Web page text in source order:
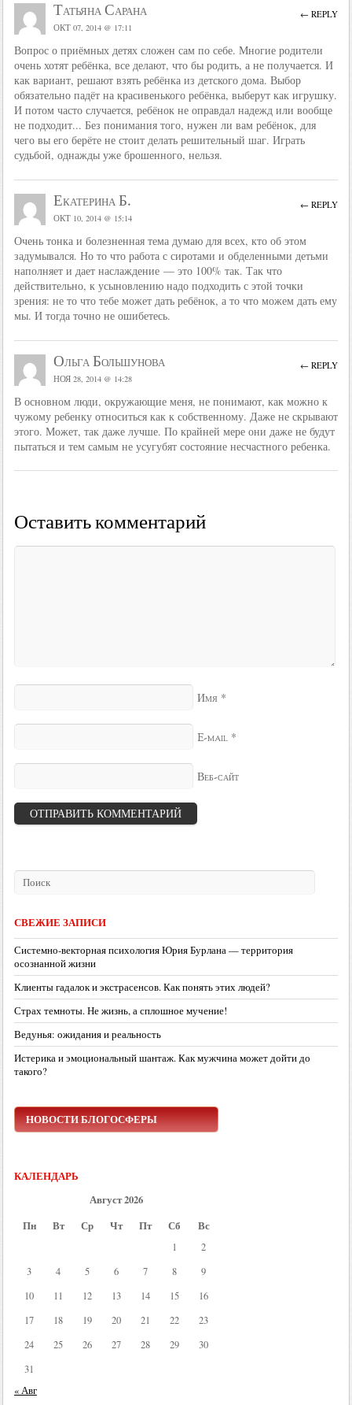
Татьяна Сарана
ОКТ 07, 2014 @ 17:11
Вопрос о приёмных детях сложен сам по себе. Многие родители
очень хотят ребёнка, все делают, что бы родить, а не получается. И
как вариант, решают взять ребёнка из детского дома. Выбор
обязательно падёт на красивенького ребёнка, выберут как игрушку.
И потом часто случается, ребёнок не оправдал надежд или вообще
не подходит... Без понимания того, нужен ли вам ребёнок, для
чего вы его берёте не стоит делать решительный шаг. Играть
судьбой, однажды уже брошенного, нельзя.
← REPLY
Екатерина Б.
ОКТ 10, 2014 @ 15:14
Очень тонка и болезненная тема думаю для всех, кто об этом
задумывался. Но то что работа с сиротами и обделенными детьми
наполняет и дает наслаждение — это 100% так. Так что
действительно, к усыновлению надо подходить с этой точки
зрения: не то что тебе может дать ребёнок, а то что можем дать ему
мы. И тогда точно не ошибетесь.
← REPLY
Ольга Большунова
НОЯ 28, 2014 @ 14:28
В основном люди, окружающие меня, не понимают, как можно к
чужому ребенку относиться как к собственному. Даже не скрывают
этого. Может, так даже лучше. По крайней мере они даже не будут
пытаться и тем самым не усугубят состояние несчастного ребенка.
← REPLY
Оставить комментарий
Имя *
E-mail *
Веб-сайт
СВЕЖИЕ ЗАПИСИ
Системно-векторная психология Юрия Бурлана — территория
осознанной жизни
Клиенты гадалок и экстрасенсов. Как понять этих людей?
Страх темноты. Не жизнь, а сплошное мучение!
Ведунья: ожидания и реальность
Истерика и эмоциональный шантаж. Как мужчина может дойти до
такого?
НОВОСТИ БЛОГОСФЕРЫ
КАЛЕНДАРЬ
Август 2026
Пн
Вт Ср Чт Пт Сб Вс
1
2
3
4 5 6 7 8
9
10
11 12 13 14 15
16
17
18 19 20 21 22
23
24
25 26 27 28 29
30
31
« Авг